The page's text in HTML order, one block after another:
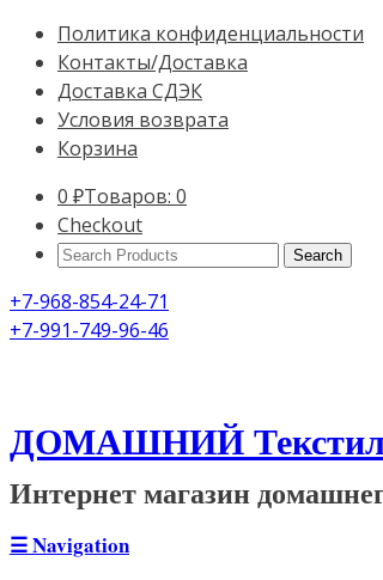
Политика конфиденциальности
Контакты/Доставка
Доставка СДЭК
Условия возврата
Корзина
0 ₽Товаров: 0
Checkout
Search
+7-968-854-24-71
+7-991-749-96-46
ДОМАШНИЙ
Интернет магазин
☰Navigation